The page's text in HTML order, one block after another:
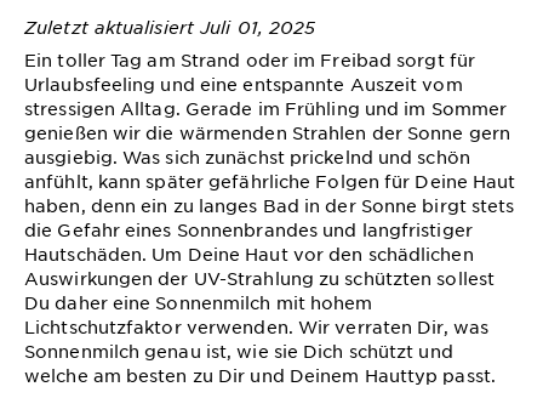
&
ENTDECKEN
Unsere
Inhaltsstoffe
Neu!
Garnier x
Gisele
Bündchen
Garnier's Weg
zur
Nachhaltigkeit
Cruelty Free
Zuletzt aktualisiert Juli 01, 2025
Ein toller Tag am Strand oder im Freibad sorgt für
Urlaubsfeeling und eine entspannte Auszeit vom
stressigen Alltag. Gerade im Frühling und im Sommer
genießen wir die wärmenden Strahlen der Sonne gern
ausgiebig. Was sich zunächst prickelnd und schön
anfühlt, kann später gefährliche Folgen für Deine Haut
haben, denn ein zu langes Bad in der Sonne birgt stets
die Gefahr eines Sonnenbrandes und langfristiger
Hautschäden. Um Deine Haut vor den schädlichen
Auswirkungen der UV-Strahlung zu schützten sollest
Du daher eine Sonnenmilch mit hohem
Lichtschutzfaktor verwenden. Wir verraten Dir, was
Sonnenmilch genau ist, wie sie Dich schützt und
welche am besten zu Dir und Deinem Hauttyp passt.